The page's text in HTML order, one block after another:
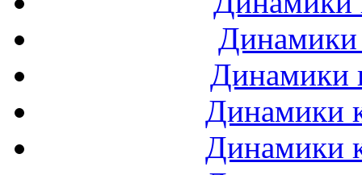
Динамики
Динамики
Динамики
Динамики